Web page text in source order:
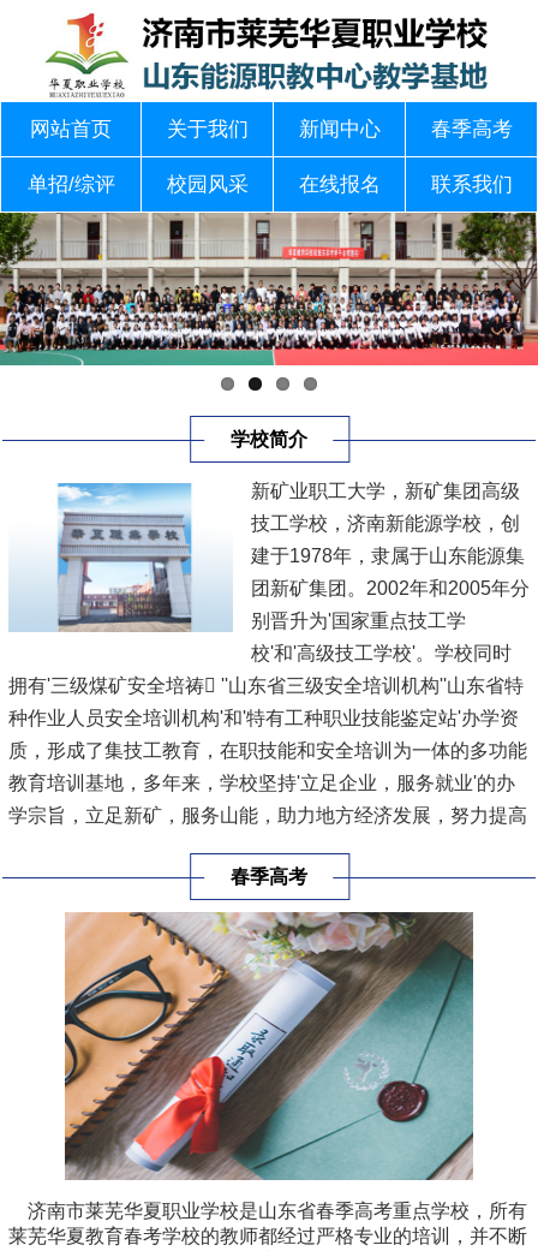
网站首页 关于我们 新闻中心 春季高考
单招/综评 校园风采 在线报名 联系我们
学校简介
新矿业职工大学，新矿集团高级
技工学校，济南新能源学校，创
建于1978年，隶属于山东能源集
团新矿集团。2002年和2005年分
别晋升为'国家重点技工学
校'和'高级技工学校'。学校同时
拥有'三级煤矿安全培祷 ''山东省三级安全培训机构''山东省特
种作业人员安全培训机构'和'特有工种职业技能鉴定站'办学资
质，形成了集技工教育，在职技能和安全培训为一体的多功能
教育培训基地，多年来，学校坚持'立足企业，服务就业'的办
学宗旨，立足新矿，服务山能，助力地方经济发展，努力提高
出毕业生1.8万余人，培训各类人员20余万人次。
学校于2021...[查看详情]
春季高考
济南市莱芜华夏职业学校是山东省春季高考重点学校，所有
莱芜华夏教育春考学校的教师都经过严格专业的培训，并不断